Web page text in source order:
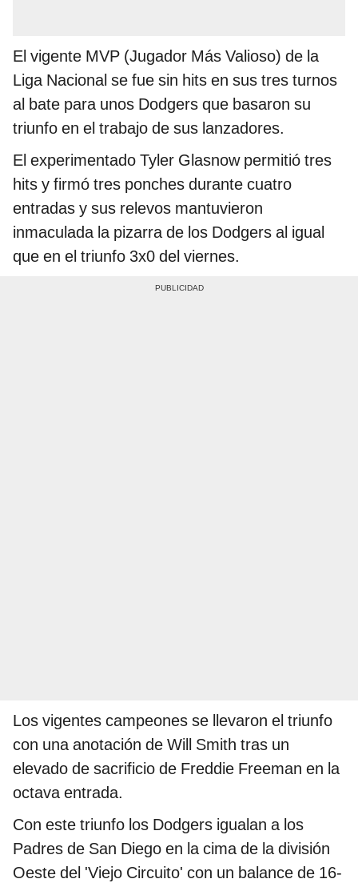
El vigente MVP (Jugador Más Valioso) de la
Liga Nacional se fue sin hits en sus tres turnos
al bate para unos Dodgers que basaron su
triunfo en el trabajo de sus lanzadores.
El experimentado Tyler Glasnow permitió tres
hits y firmó tres ponches durante cuatro
entradas y sus relevos mantuvieron
inmaculada la pizarra de los Dodgers al igual
que en el triunfo 3x0 del viernes.
Los vigentes campeones se llevaron el triunfo
con una anotación de Will Smith tras un
elevado de sacrificio de Freddie Freeman en la
octava entrada.
Con este triunfo los Dodgers igualan a los
Padres de San Diego en la cima de la división
Oeste del 'Viejo Circuito' con un balance de 16-